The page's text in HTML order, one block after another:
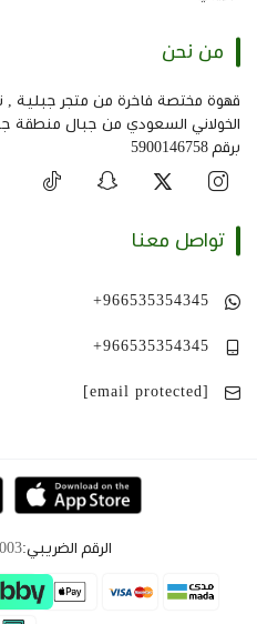
من نحن
قهوة مختصة فاخرة من متجر جبلية ,
الخولاني السعودي من جبال منطقة
برقم 5900146758
تواصل معنا
+966535354345
+966535354345
[email protected]
الرقم الضريبي: